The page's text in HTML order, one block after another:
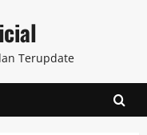
Terupdate